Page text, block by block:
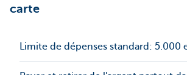
carte
Limite de dépenses standard: 5.000